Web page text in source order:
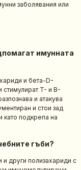
заболявания или
имунната
и бета-D-
стимулират T- и B-
и атакува
и стои зад
като подкрепа на
гъби?
други полизахариди с